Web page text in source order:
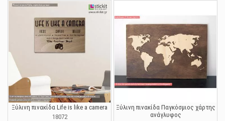
Ξύλινη πινακίδα Life is like a camera
18072
Ξύλινη πινακίδα Παγκόσμιος χάρτης
ανάγλυφος